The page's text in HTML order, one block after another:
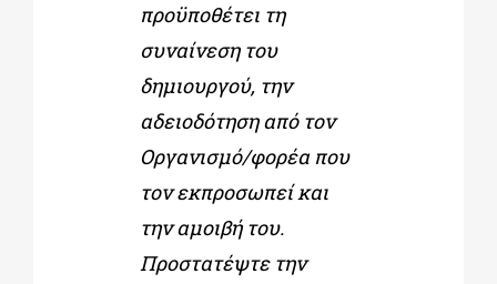
προϋποθέτει τη
συναίνεση του
δημιουργού, την
αδειοδότηση από τον
Οργανισμό/φορέα που
τον εκπροσωπεί και
την αμοιβή του.
Προστατέψτε την